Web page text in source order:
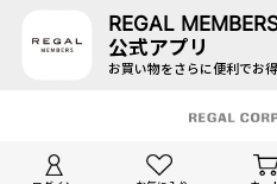
REGAL
公式アプリ
お買い物をさらに便利でお